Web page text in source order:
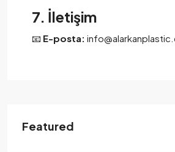
7. İletişim
📧 E-posta:
Featured